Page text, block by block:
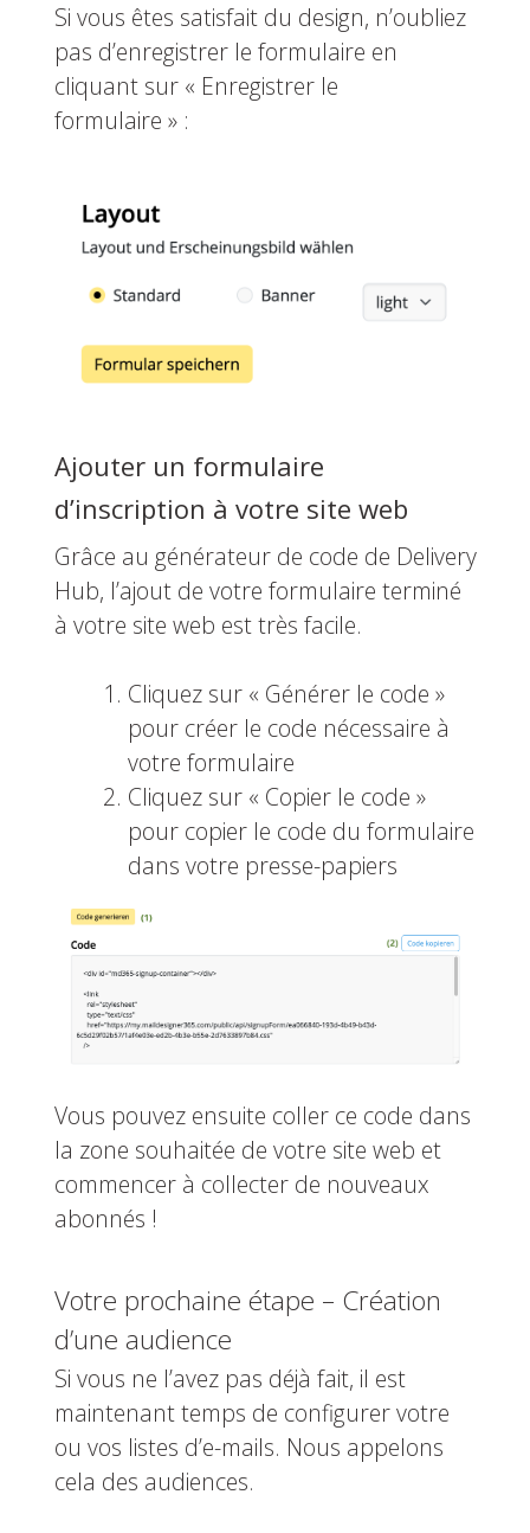
Si vous êtes satisfait du design, n’oubliez
pas d’enregistrer le formulaire en
cliquant sur « Enregistrer le
formulaire » :
Ajouter un formulaire
d’inscription à votre site web
Grâce au générateur de code de Delivery
Hub, l’ajout de votre formulaire terminé
à votre site web est très facile.
Cliquez sur « Générer le code »
pour créer le code nécessaire à
votre formulaire
Cliquez sur « Copier le code »
pour copier le code du formulaire
dans votre presse-papiers
Vous pouvez ensuite coller ce code dans
la zone souhaitée de votre site web et
commencer à collecter de nouveaux
abonnés !
Votre prochaine étape – Création
d’une audience
Si vous ne l’avez pas déjà fait, il est
maintenant temps de configurer votre
ou vos listes d’e-mails. Nous appelons
cela des audiences.